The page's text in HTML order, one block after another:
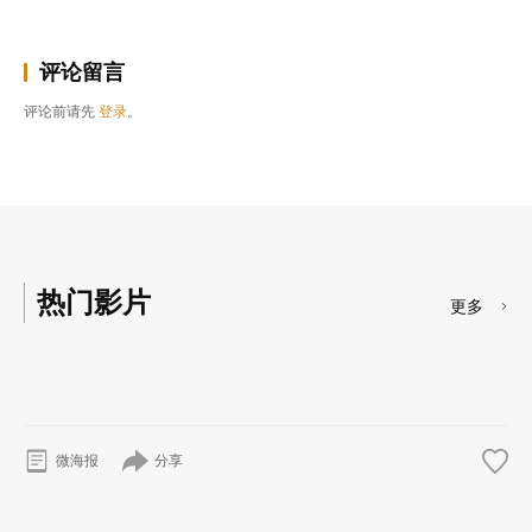
评论留言
评论前请先 登录。
热门影片 更多
微海报 分享